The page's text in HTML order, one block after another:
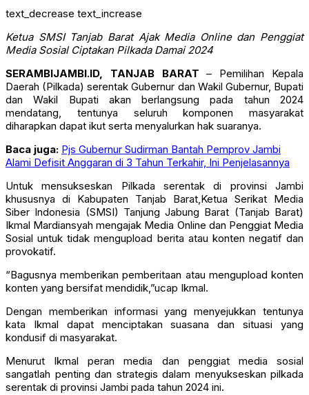
text_decrease text_increase
Ketua SMSI Tanjab Barat Ajak Media Online dan Penggiat
Media Sosial Ciptakan Pilkada Damai 2024
SERAMBIJAMBI.ID, TANJAB BARAT – Pemilihan Kepala
Daerah (Pilkada) serentak Gubernur dan Wakil Gubernur, Bupati
dan Wakil Bupati akan berlangsung pada tahun 2024
mendatang, tentunya seluruh komponen masyarakat
diharapkan dapat ikut serta menyalurkan hak suaranya.
Baca juga: Pjs Gubernur Sudirman Bantah Pemprov Jambi
Alami Defisit Anggaran di 3 Tahun Terkahir, Ini Penjelasannya
Untuk mensukseskan Pilkada serentak di provinsi Jambi
khususnya di Kabupaten Tanjab Barat,Ketua Serikat Media
Siber Indonesia (SMSI) Tanjung Jabung Barat (Tanjab Barat)
Ikmal Mardiansyah mengajak Media Online dan Penggiat Media
Sosial untuk tidak mengupload berita atau konten negatif dan
provokatif.
“Bagusnya memberikan pemberitaan atau mengupload konten
konten yang bersifat mendidik,”ucap Ikmal.
Dengan memberikan informasi yang menyejukkan tentunya
kata Ikmal dapat menciptakan suasana dan situasi yang
kondusif di masyarakat.
Menurut Ikmal peran media dan penggiat media sosial
sangatlah penting dan strategis dalam menyukseskan pilkada
serentak di provinsi Jambi pada tahun 2024 ini.